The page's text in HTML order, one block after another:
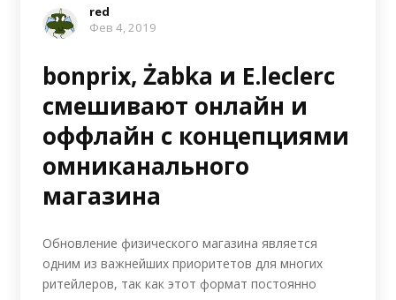
red
Фев 4, 2019
bonprix, Żabka и E.leclerc
смешивают онлайн и
оффлайн с концепциями
омниканального
магазина
Обновление физического магазина является
одним из важнейших приоритетов для многих
ритейлеров, так как этот формат постоянно